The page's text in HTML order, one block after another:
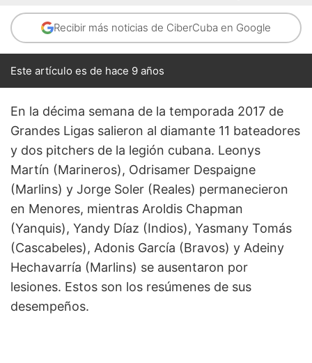
Recibir más noticias de CiberCuba en Google
Este artículo es de hace 9 años
En la décima semana de la temporada 2017 de
Grandes Ligas salieron al diamante 11 bateadores
y dos pitchers de la legión cubana. Leonys
Martín (Marineros), Odrisamer Despaigne
(Marlins) y Jorge Soler (Reales) permanecieron
en Menores, mientras Aroldis Chapman
(Yanquis), Yandy Díaz (Indios), Yasmany Tomás
(Cascabeles), Adonis García (Bravos) y Adeiny
Hechavarría (Marlins) se ausentaron por
lesiones. Estos son los resúmenes de sus
desempeños.